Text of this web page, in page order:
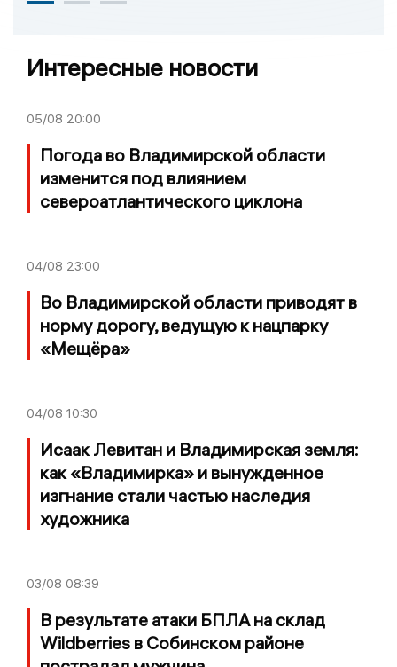
Интересные новости
05/08 20:00
Погода во Владимирской области
изменится под влиянием
североатлантического циклона
04/08 23:00
Во Владимирской области приводят в
норму дорогу, ведущую к нацпарку
«Мещёра»
04/08 10:30
Исаак Левитан и Владимирская земля:
как «Владимирка» и вынужденное
изгнание стали частью наследия
художника
03/08 08:39
В результате атаки БПЛА на склад
Wildberries в Собинском районе